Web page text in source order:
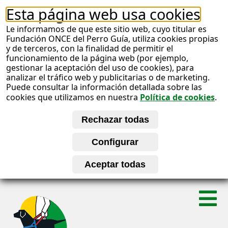
Esta página web usa cookies
Le informamos de que este sitio web, cuyo titular es
Fundación ONCE del Perro Guía, utiliza cookies propias
y de terceros, con la finalidad de permitir el
funcionamiento de la página web (por ejemplo,
gestionar la aceptación del uso de cookies), para
analizar el tráfico web y publicitarias o de marketing.
Puede consultar la información detallada sobre las
cookies que utilizamos en nuestra Política de cookies.
S
A